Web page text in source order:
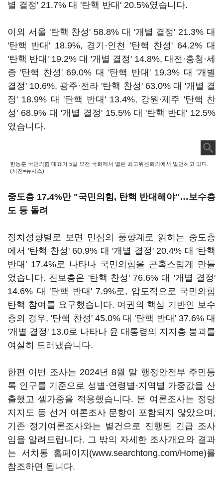
별 결정' 21.7% 대 '탄핵 반대' 20.5%였습니다.
이외 서울 '탄핵 찬성' 58.8% 대 '개별 결정' 21.3% 대
'탄핵 반대' 18.9%, 경기·인천 '탄핵 찬성' 64.2% 대
'탄핵 반대' 19.2% 대 '개별 결정' 14.8%, 대전·충청·세
종 '탄핵 찬성' 69.0% 대 '탄핵 반대' 19.3% 대 '개별
결정' 10.6%, 광주·전라 '탄핵 찬성' 63.0% 대 '개별 결
정' 18.9% 대 '탄핵 반대' 13.4%, 강원·제주 '탄핵 찬
성' 68.9% 대 '개별 결정' 15.5% 대 '탄핵 반대' 12.5%
였습니다.
한동훈 국민의힘 대표가 5일 오전 국회에서 열린 최고위원회의에서 발언하고 있다.
(사진=뉴시스)
중도층 17.4%만 "국민의힘, 탄핵 반대해야"…보수층
도 등 돌려
정치성향별로 보면 민심의 풍향계로 읽히는 중도층
에서 '탄핵 찬성' 60.9% 대 '개별 결정' 20.4% 대 '탄핵
반대' 17.4%로 나타나 국민의힘을 곤혹스럽게 만들
었습니다. 진보층은 '탄핵 찬성' 76.6% 대 '개별 결정'
14.6% 대 '탄핵 반대' 7.9%로, 압도적으로 국민의힘
탄핵 참여를 요구했습니다. 여권의 핵심 기반인 보수
층의 경우, '탄핵 찬성' 45.0% 대 '탄핵 반대' 37.6% 대
'개별 결정' 13.0로 나타나 윤 대통령의 지지층 붕괴를
여실히 드러냈습니다.
한편 이번 조사는 2024년 8월 말 행정안전부 주민등
록 인구를 기준으로 성별·연령별·지역별 가중값을 산
출했고 셀가중을 적용했습니다. 본 여론조사는 정당
지지도 등 선거 여론조사 문항이 포함되지 않았으며,
기존 정기여론조사와는 별건으로 진행된 긴급 조사
임을 알려드립니다. 그 밖의 자세한 조사개요와 결과
는 서치통 홈페이지(www.searchtong.com/Home)를
참조하면 됩니다.